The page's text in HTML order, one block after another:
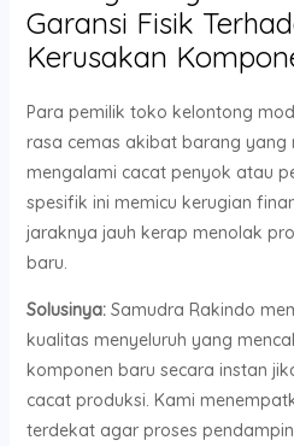
Garansi Fisik
Kerusakan
Para pemilik toko kelontong
rasa cemas akibat barang yang
mengalami cacat penyok atau
spesifik ini memicu kerugian
jaraknya jauh kerap menolak
baru.
Solusinya:Samudra Rakindo
kualitas menyeluruh yang
komponen baru secara instan
cacat produksi. Kami
terdekat agar proses